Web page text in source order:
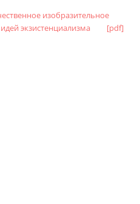
изобразительное
идей экзистенциализма
[pdf]